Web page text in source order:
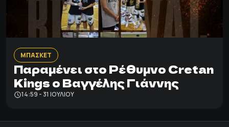
ΜΠΑΣΚΕΤ
Παραμένει στο Ρέθυμνο Cretan
Kings ο Βαγγέλης Γιάννης
14:59 - 31 ΙΟΥΛΊΟΥ